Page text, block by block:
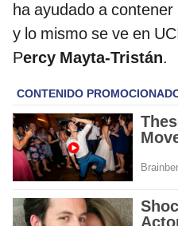
ha ayudado a
y lo mismo se ve en
Percy Mayta-Tristán.